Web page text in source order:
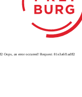
Oops, an error occurred! Request: 81e3a6f1adff2